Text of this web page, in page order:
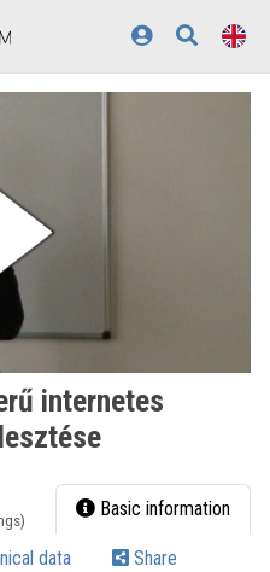
internetes
Basic information
data Share